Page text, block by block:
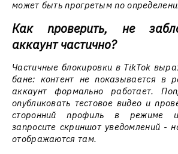
может быть прогретым по
Как проверить, не
аккаунт частично?
Частичные блокировки в TikTok
бане: контент не показывается в
аккаунт формально работает.
опубликовать тестовое видео и
сторонний профиль в режиме
запросите скриншот уведомлений -
отображаются там.